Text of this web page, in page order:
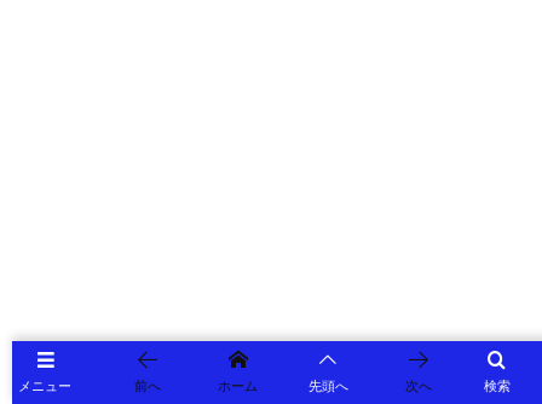
メニュー 検索
前へ ホーム 先頭へ 次へ